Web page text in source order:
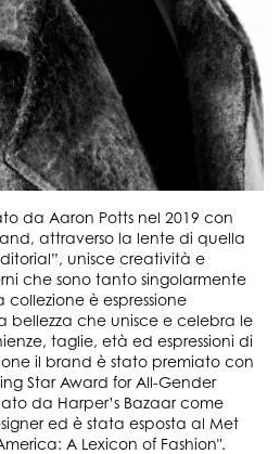
da Aaron Potts nel 2019 con
attraverso la lente di quella
unisce creatività e
che sono tanto singolarmente
è espressione
bellezza che unisce e celebra le
taglie, età ed espressioni di
il brand è stato premiato con
Star Award for All-Gender
da Harper’s Bazaar come
ed è stata esposta al Met
A Lexicon of Fashion".